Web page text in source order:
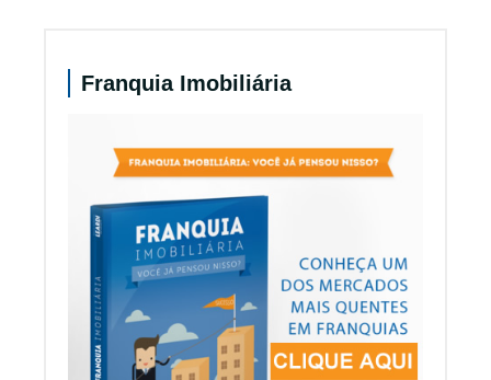
Franquia Imobiliária